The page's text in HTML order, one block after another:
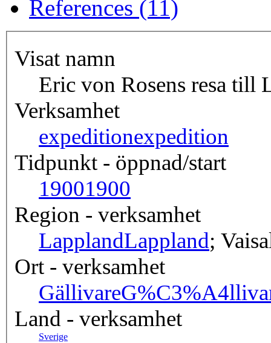
References (11)
Visat namn
Eric von Rosens resa till
Verksamhet
expeditionexpedition
Tidpunkt - öppnad/start
19001900
Region - verksamhet
LapplandLappland;
Ort - verksamhet
Gällivare
Land - verksamhet
Sverige